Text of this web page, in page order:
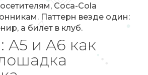
Coca-Cola
Паттерн везде один:
а билет в клуб.
и A6 как